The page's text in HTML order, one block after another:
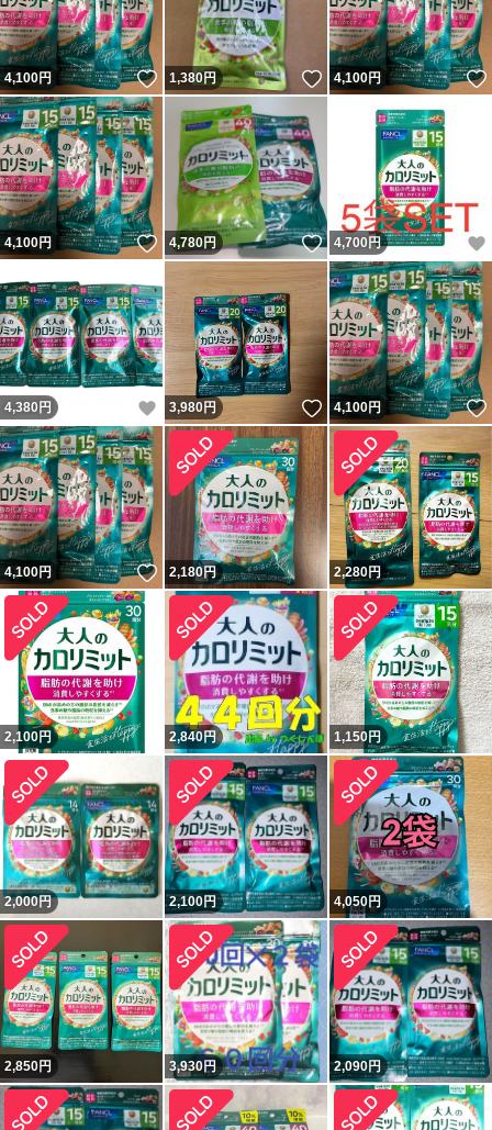
4,100円 いいね！
1,380円 いいね！
4,100円
4,100円 いいね！
4,780円 いいね！
4,700 円
4,380 円 いいね！
3,980円 いいね！
4,100円
4,100円 いいね！
2,180円 2,280円
2,100円 2,840円 1,150円
2,000円 2,100円 4,050円
2,850円 3,930円 2,090円